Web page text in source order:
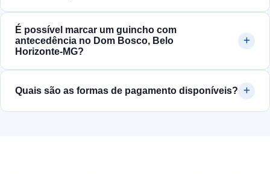
É possível marcar um guincho com
antecedência no Dom Bosco, Belo
Horizonte‑MG?
Quais são as formas de pagamento disponíveis?